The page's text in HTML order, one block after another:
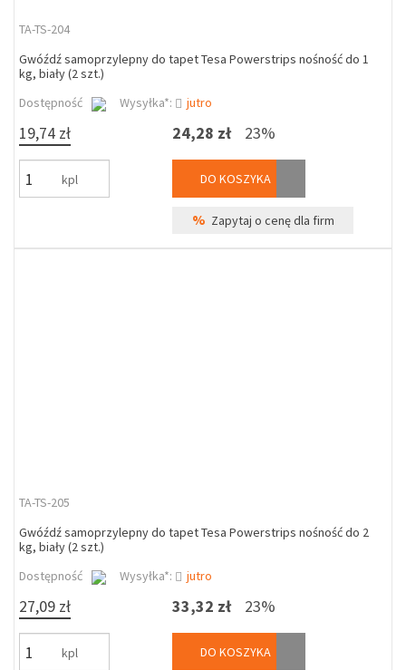
TA-TS-204
Gwóźdź samoprzylepny do tapet Tesa Powerstrips nośność do 1
kg, biały (2 szt.)
Dostępność
Wysyłka*: jutro
19,74 zł
kpl
24,28 zł 23%
DO KOSZYKA
% Zapytaj o cenę dla firm
TA-TS-205
Gwóźdź samoprzylepny do tapet Tesa Powerstrips nośność do 2
kg, biały (2 szt.)
Dostępność
Wysyłka*: jutro
27,09 zł
kpl
33,32 zł 23%
DO KOSZYKA